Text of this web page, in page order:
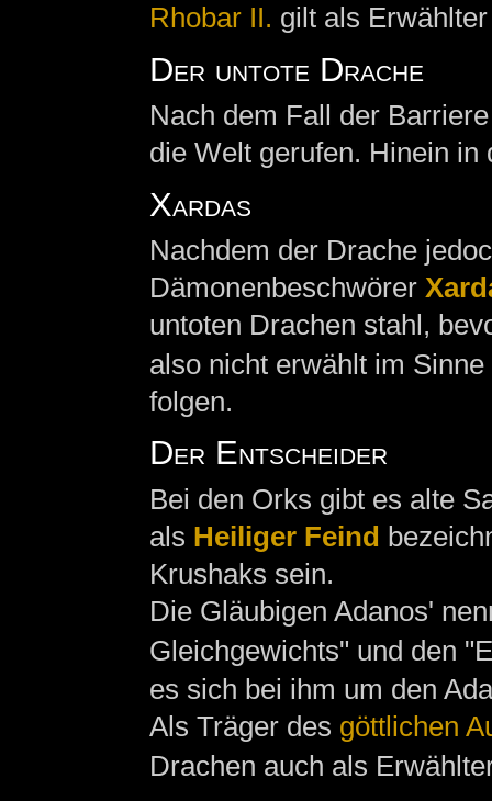
Rhobar II. gilt als
Der untote Drache
Nach dem Fall der
die Welt gerufen. Hinein in
Xardas
Nachdem der Drache
Dämonenbeschwörer
untoten Drachen stahl,
also nicht erwählt im
folgen.
Der Entscheider
Bei den Orks gibt es alte
als Heiliger Feind
Krushaks sein.
Die Gläubigen Adanos'
Gleichgewichts" und den
es sich bei ihm um den
Als Träger des göttlichen
Drachen auch als